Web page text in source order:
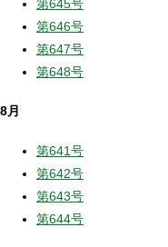
第645号
第646号
第647号
第648号
8月
第641号
第642号
第643号
第644号